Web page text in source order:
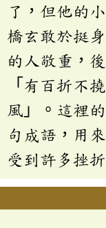
了，但他的
橋玄敢於挺
的人敬重，
「有百折不
風」。這裡
句成語，用
受到許多挫